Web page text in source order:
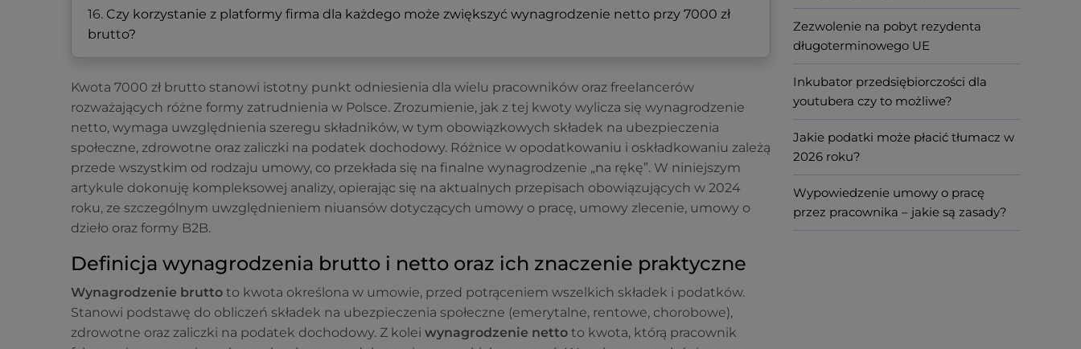
Czy korzystanie z platformy firma dla każdego może zwiększyć wynagrodzenie netto przy 7000 zł
brutto?
Kwota 7000 zł brutto stanowi istotny punkt odniesienia dla wielu pracowników oraz freelancerów
rozważających różne formy zatrudnienia w Polsce. Zrozumienie, jak z tej kwoty wylicza się wynagrodzenie
netto, wymaga uwzględnienia szeregu składników, w tym obowiązkowych składek na ubezpieczenia
społeczne, zdrowotne oraz zaliczki na podatek dochodowy. Różnice w opodatkowaniu i oskładkowaniu zależą
przede wszystkim od rodzaju umowy, co przekłada się na finalne wynagrodzenie „na rękę”. W niniejszym
artykule dokonuję kompleksowej analizy, opierając się na aktualnych przepisach obowiązujących w 2024
roku, ze szczególnym uwzględnieniem niuansów dotyczących umowy o pracę, umowy zlecenie, umowy o
dzieło oraz formy B2B.
Definicja wynagrodzenia brutto i netto oraz ich znaczenie praktyczne
Wynagrodzenie brutto to kwota określona w umowie, przed potrąceniem wszelkich składek i podatków.
Stanowi podstawę do obliczeń składek na ubezpieczenia społeczne (emerytalne, rentowe, chorobowe),
zdrowotne oraz zaliczki na podatek dochodowy. Z kolei wynagrodzenie netto to kwota, którą pracownik
Zezwolenie na pobyt rezydenta
długoterminowego UE
Inkubator przedsiębiorczości dla
youtubera czy to możliwe?
Jakie podatki może płacić tłumacz w
2026 roku?
Wypowiedzenie umowy o pracę
przez pracownika – jakie są zasady?